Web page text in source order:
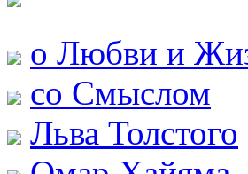
о Любви и
со Смыслом
Льва Толстого